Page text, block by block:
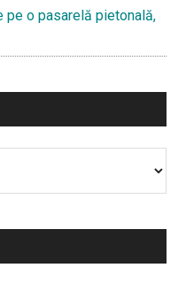
pe o pasarelă pietonală,